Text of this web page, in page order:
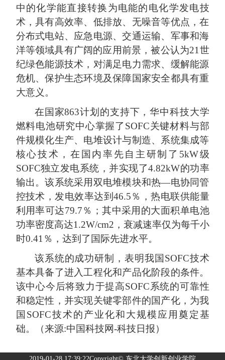
中的化学能直接转换为电能的电化学发电技
术，具有高效率、低排放、无噪音等优点，在
分布式电站、应急电源、交通运输、军事和海
洋等领域具有广阔的应用前景，被公认为21世
纪绿色能源技术，对满足电力需求、缓解能源
危机、保护生态环境及保障国家安全都具有重
大意义。
在国家863计划的支持下，华中科技大学
燃料电池研究中心掌握了 SOFC关键材料与部
件规模化生产、电堆设计与制造、系统集成等
核心技术，在国内率先自主研制了 5kW级
SOFC独立发电系统，并实现了4.82kW的功率
输出。该系统采用双电堆模块和热—电协同管
控技术，发电效率达到 46.5％，热电联供能量
利用率可达79.7％；其中采用的大面积单电池
功率密度高达1.2W/cm2 ，衰减速率仅为每千小
时0.41％，达到了国际先进水平。
该系统的成功研制，表明我国 SOFC技术
基本具备了进入工程化和产品化阶段的条件。
该中心今后将致力于提高SOFC系统的可靠性
和稳定性，并实现关键零部件的国产化，为我
国 SOFC技术的产业化和大规模应用奠定基
础。（来源:中国科技网-科技日报）